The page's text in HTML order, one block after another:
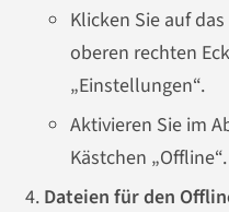
Klicken Sie auf
oberen rechten
„Einstellungen“.
Aktivieren Sie im
Kästchen „Offline“.
Dateien für den